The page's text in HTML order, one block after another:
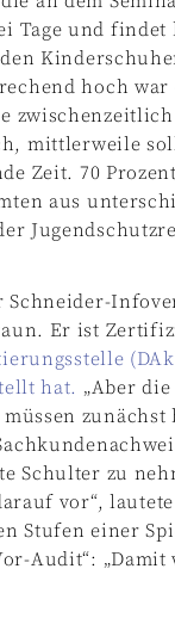
Tage und
hoch
mittlerweile
Zeit. 70
aus
Schneider-
Er ist
hat. „Aber
Schulter zu
vor“,
Stufen einer
Audit“: